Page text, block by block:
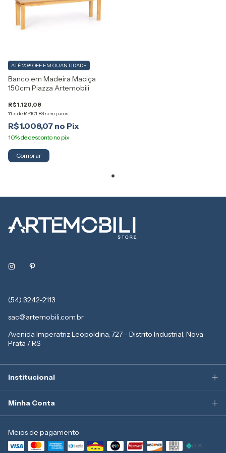
Banco em Madeira Maciça
150cm Piazza Artemobili
R$1.120,08
11 x de R$101,83 sem juros
ATÉ 20% OFF EM QUANTIDADE
R$1.008,07
(54) 3242-2113
sac@artemobili.com.br
Avenida Imperatriz Leopoldina, 727 - Distrito Industrial, Nova
Prata / RS
Institucional
Minha Conta
Meios de pagamento